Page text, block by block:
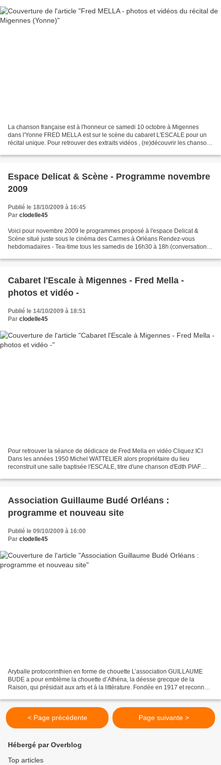
La chanson française est à l'honneur ce samedi 10 octobre à Migennes
dans l'Yonne FRED MELLA est sur le scène du cabaret L'ESCALE pour un
récital unique. Pour retrouver des extraits vidéos , (re)découvrir les chansons
Espace Delicat & Scène - Programme novembre
2009
Publié le 18/10/2009 à 16:45
Par clodelle45
Voici pour novembre 2009 le programmes proposé à l'espace Delicat &
Scène situé juste sous le cinéma des Carmes à Orléans Rendez-vous
hebdomadaires - Tea-time tous les samedis de 16h30 à 18h (conversation
Cabaret l'Escale à Migennes - Fred Mella -
photos et vidéo -
Publié le 14/10/2009 à 18:51
Par clodelle45
Pour retrouver la séance de dédicace de Fred Mella en vidéo Cliquez ICI
Dans les années 1950 Michel WATTELIER alors propriétaire du lieu
reconstruit une salle baptisée l'ESCALE, titre d'une chanson d'Edth PIAF
Association Guillaume Budé Orléans :
programme et nouveau site
Publié le 09/10/2009 à 16:00
Par clodelle45
Aryballe protocorinthien en forme de chouette L’association GUILLAUME
BUDE a pour emblème la chouette d’Athéna, la déesse grecque de la
Raison, qui présidait aux arts et à la littérature. Fondée en 1917 et reconnue
< Page précédente Page suivante >
Hébergé par Overblog
Top articles